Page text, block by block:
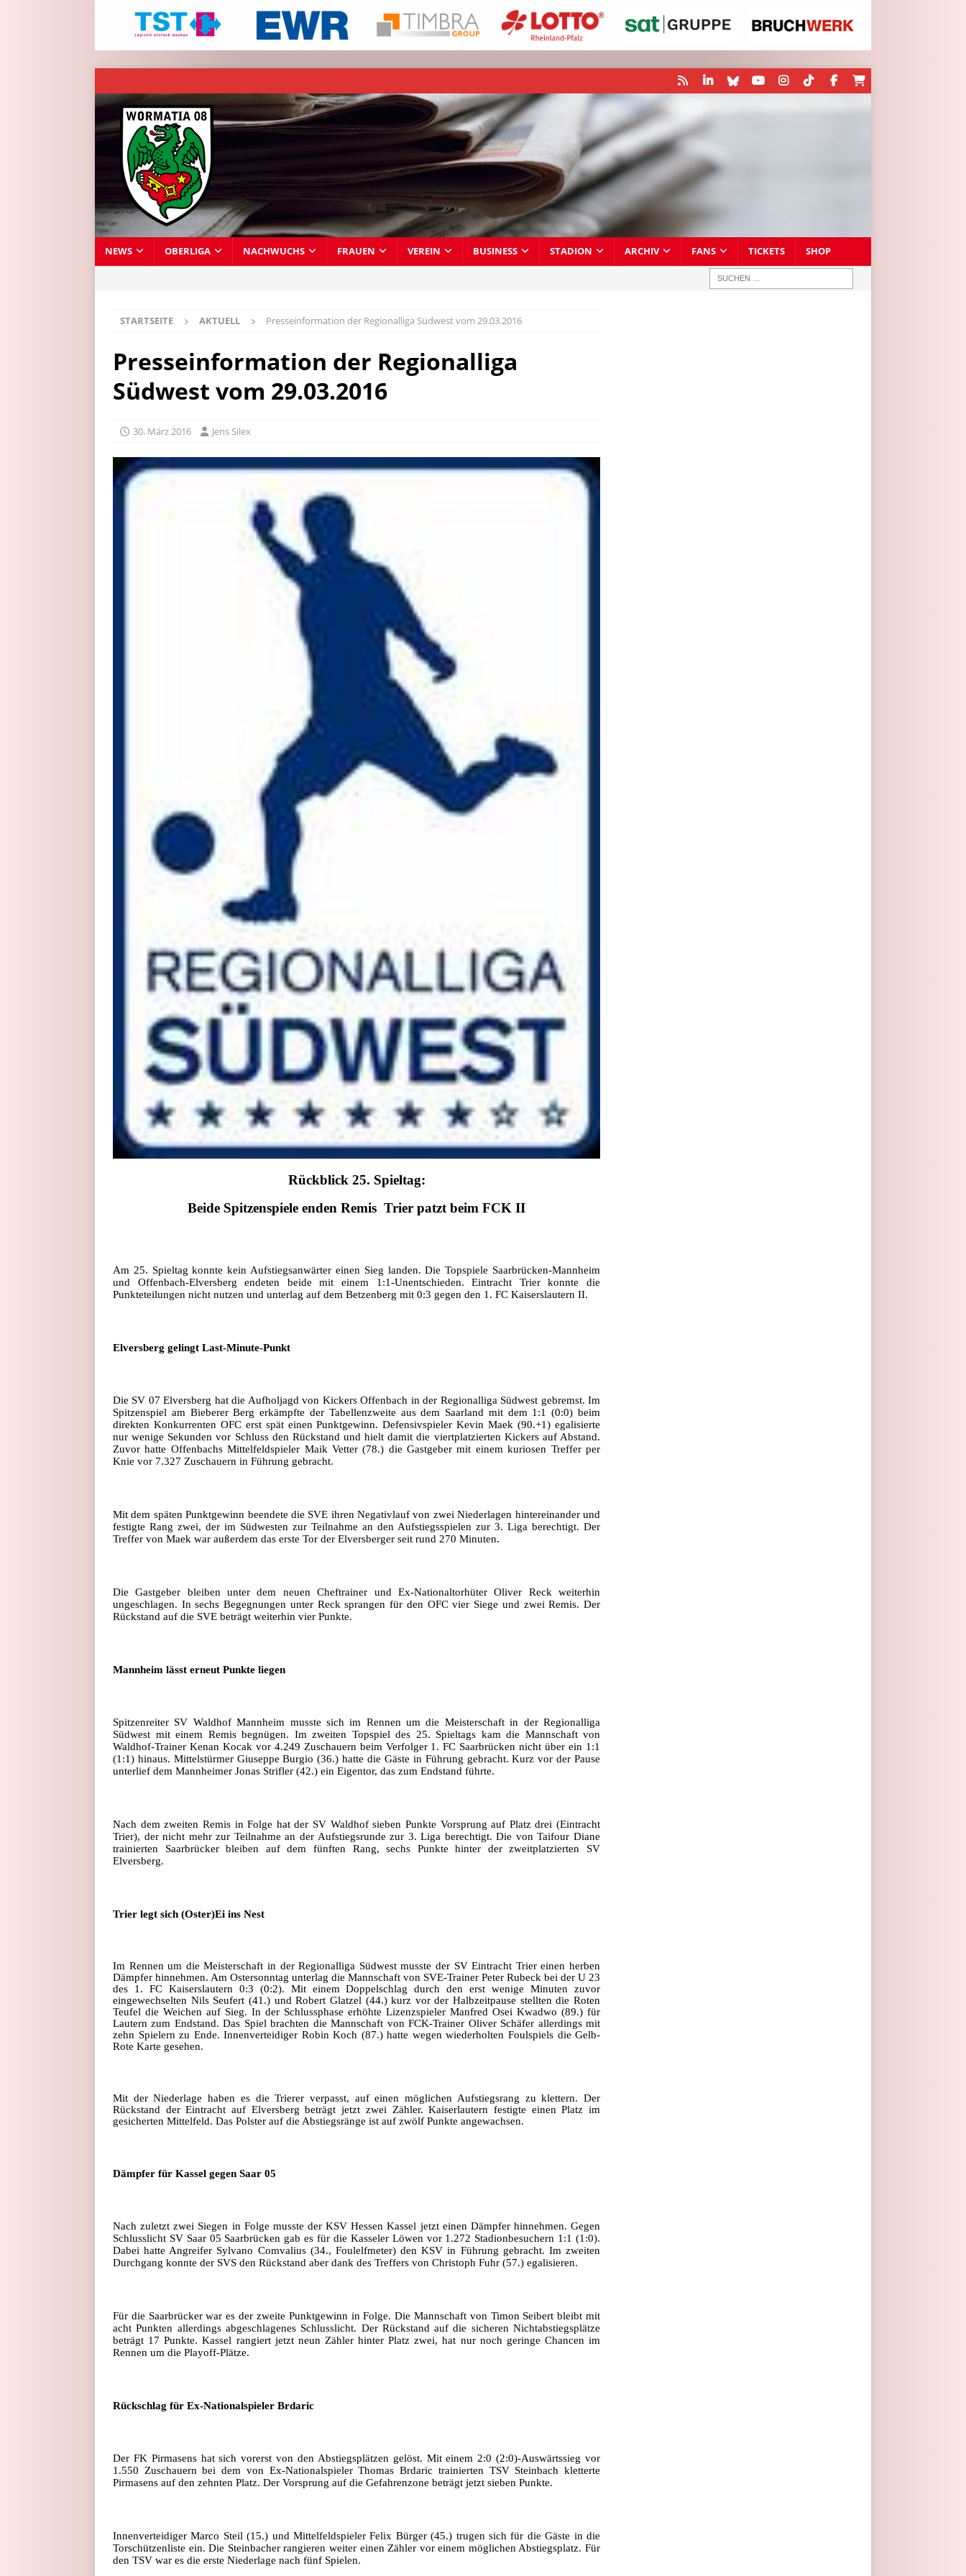
NEWS OBERLIGA NACHWUCHS FRAUEN VEREIN BUSINESS STADION ARCHIV FANS TICKETS SHOP
STARTSEITE AKTUELL Presseinformation der Regionalliga Südwest vom 29.03.2016
Presseinformation der Regionalliga
Südwest vom 29.03.2016
30. März 2016 Jens Silex
Rückblick 25. Spieltag:
Beide Spitzenspiele enden Remis  Trier patzt beim FCK II
Am 25. Spieltag konnte kein Aufstiegsanwärter einen Sieg landen. Die Topspiele Saarbrücken-Mannheim
und Offenbach-Elversberg endeten beide mit einem 1:1-Unentschieden. Eintracht Trier konnte die
Punkteteilungen nicht nutzen und unterlag auf dem Betzenberg mit 0:3 gegen den 1. FC Kaiserslautern II.
Elversberg gelingt Last-Minute-Punkt
Die SV 07 Elversberg hat die Aufholjagd von Kickers Offenbach in der Regionalliga Südwest gebremst. Im
Spitzenspiel am Bieberer Berg erkämpfte der Tabellenzweite aus dem Saarland mit dem 1:1 (0:0) beim
direkten Konkurrenten OFC erst spät einen Punktgewinn. Defensivspieler Kevin Maek (90.+1) egalisierte
nur wenige Sekunden vor Schluss den Rückstand und hielt damit die viertplatzierten Kickers auf Abstand.
Zuvor hatte Offenbachs Mittelfeldspieler Maik Vetter (78.) die Gastgeber mit einem kuriosen Treffer per
Knie vor 7.327 Zuschauern in Führung gebracht.
Mit dem späten Punktgewinn beendete die SVE ihren Negativlauf von zwei Niederlagen hintereinander und
festigte Rang zwei, der im Südwesten zur Teilnahme an den Aufstiegsspielen zur 3. Liga berechtigt. Der
Treffer von Maek war außerdem das erste Tor der Elversberger seit rund 270 Minuten.
Die Gastgeber bleiben unter dem neuen Cheftrainer und Ex-Nationaltorhüter Oliver Reck weiterhin
ungeschlagen. In sechs Begegnungen unter Reck sprangen für den OFC vier Siege und zwei Remis. Der
Rückstand auf die SVE beträgt weiterhin vier Punkte.
Mannheim lässt erneut Punkte liegen
Spitzenreiter SV Waldhof Mannheim musste sich im Rennen um die Meisterschaft in der Regionalliga
Südwest mit einem Remis begnügen. Im zweiten Topspiel des 25. Spieltags kam die Mannschaft von
Waldhof-Trainer Kenan Kocak vor 4.249 Zuschauern beim Verfolger 1. FC Saarbrücken nicht über ein 1:1
(1:1) hinaus. Mittelstürmer Giuseppe Burgio (36.) hatte die Gäste in Führung gebracht. Kurz vor der Pause
unterlief dem Mannheimer Jonas Strifler (42.) ein Eigentor, das zum Endstand führte.
Nach dem zweiten Remis in Folge hat der SV Waldhof sieben Punkte Vorsprung auf Platz drei (Eintracht
Trier), der nicht mehr zur Teilnahme an der Aufstiegsrunde zur 3. Liga berechtigt. Die von Taifour Diane
trainierten Saarbrücker bleiben auf dem fünften Rang, sechs Punkte hinter der zweitplatzierten SV
Elversberg.
Trier legt sich (Oster)Ei ins Nest
Im Rennen um die Meisterschaft in der Regionalliga Südwest musste der SV Eintracht Trier einen herben
Dämpfer hinnehmen. Am Ostersonntag unterlag die Mannschaft von SVE-Trainer Peter Rubeck bei der U 23
des 1. FC Kaiserslautern 0:3 (0:2). Mit einem Doppelschlag durch den erst wenige Minuten zuvor
eingewechselten Nils Seufert (41.) und Robert Glatzel (44.) kurz vor der Halbzeitpause stellten die Roten
Teufel die Weichen auf Sieg. In der Schlussphase erhöhte Lizenzspieler Manfred Osei Kwadwo (89.) für
Lautern zum Endstand. Das Spiel brachten die Mannschaft von FCK-Trainer Oliver Schäfer allerdings mit
zehn Spielern zu Ende. Innenverteidiger Robin Koch (87.) hatte wegen wiederholten Foulspiels die Gelb-
Rote Karte gesehen.
Mit der Niederlage haben es die Trierer verpasst, auf einen möglichen Aufstiegsrang zu klettern. Der
Rückstand der Eintracht auf Elversberg beträgt jetzt zwei Zähler. Kaiserlautern festigte einen Platz im
gesicherten Mittelfeld. Das Polster auf die Abstiegsränge ist auf zwölf Punkte angewachsen.
Dämpfer für Kassel gegen Saar 05
Nach zuletzt zwei Siegen in Folge musste der KSV Hessen Kassel jetzt einen Dämpfer hinnehmen. Gegen
Schlusslicht SV Saar 05 Saarbrücken gab es für die Kasseler Löwen vor 1.272 Stadionbesuchern 1:1 (1:0).
Dabei hatte Angreifer Sylvano Comvalius (34., Foulelfmeter) den KSV in Führung gebracht. Im zweiten
Durchgang konnte der SVS den Rückstand aber dank des Treffers von Christoph Fuhr (57.) egalisieren.
Für die Saarbrücker war es der zweite Punktgewinn in Folge. Die Mannschaft von Timon Seibert bleibt mit
acht Punkten allerdings abgeschlagenes Schlusslicht. Der Rückstand auf die sicheren Nichtabstiegsplätze
beträgt 17 Punkte. Kassel rangiert jetzt neun Zähler hinter Platz zwei, hat nur noch geringe Chancen im
Rennen um die Playoff-Plätze.
Rückschlag für Ex-Nationalspieler Brdaric
Der FK Pirmasens hat sich vorerst von den Abstiegsplätzen gelöst. Mit einem 2:0 (2:0)-Auswärtssieg vor
1.550 Zuschauern bei dem von Ex-Nationalspieler Thomas Brdaric trainierten TSV Steinbach kletterte
Pirmasens auf den zehnten Platz. Der Vorsprung auf die Gefahrenzone beträgt jetzt sieben Punkte.
Innenverteidiger Marco Steil (15.) und Mittelfeldspieler Felix Bürger (45.) trugen sich für die Gäste in die
Torschützenliste ein. Die Steinbacher rangieren weiter einen Zähler vor einem möglichen Abstiegsplatz. Für
den TSV war es die erste Niederlage nach fünf Spielen.